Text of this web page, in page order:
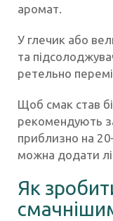
аромат.
У глечик або
та
ретельно
Щоб смак став
рекомендують
приблизно на
можна додати
Як